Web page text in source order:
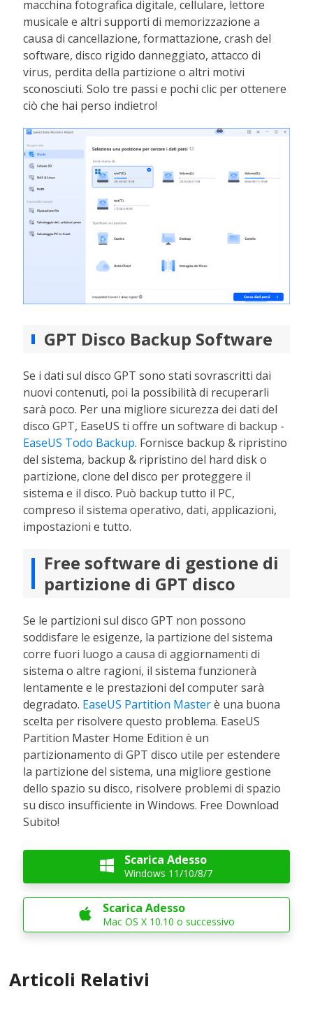
macchina fotografica digitale, cellulare, lettore
musicale e altri supporti di memorizzazione a
causa di cancellazione, formattazione, crash del
software, disco rigido danneggiato, attacco di
virus, perdita della partizione o altri motivi
sconosciuti. Solo tre passi e pochi clic per ottenere
ciò che hai perso indietro!
GPT Disco Backup Software
Se i dati sul disco GPT sono stati sovrascritti dai
nuovi contenuti, poi la possibilità di recuperarli
sarà poco. Per una migliore sicurezza dei dati del
disco GPT, EaseUS ti offre un software di backup -
EaseUS Todo Backup. Fornisce backup & ripristino
del sistema, backup & ripristino del hard disk o
partizione, clone del disco per proteggere il
sistema e il disco. Può backup tutto il PC,
compreso il sistema operativo, dati, applicazioni,
impostazioni e tutto.
Free software di gestione di
partizione di GPT disco
Se le partizioni sul disco GPT non possono
soddisfare le esigenze, la partizione del sistema
corre fuori luogo a causa di aggiornamenti di
sistema o altre ragioni, il sistema funzionerà
lentamente e le prestazioni del computer sarà
degradato. EaseUS Partition Masterè una buona
scelta per risolvere questo problema. EaseUS
Partition Master Home Edition è un
partizionamento di GPT disco utile per estendere
la partizione del sistema, una migliore gestione
dello spazio su disco, risolvere problemi di spazio
su disco insufficiente in Windows. Free Download
Subito!
 Scarica Adesso
Windows 11/10/8/7
 Scarica Adesso
Mac OS X 10.10 o successivo
Articoli Relativi